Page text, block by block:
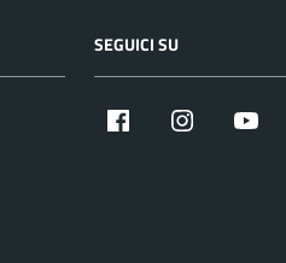
SEGUICI SU
Facebook Instagram